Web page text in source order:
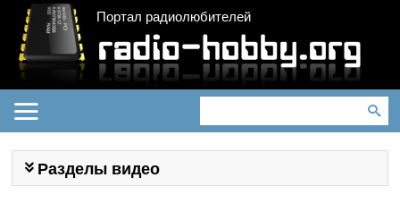
Портал радиолюбителей
Разделы видео